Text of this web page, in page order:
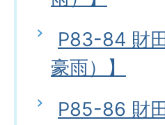
P83-84 財
豪雨）】
P85-86 財